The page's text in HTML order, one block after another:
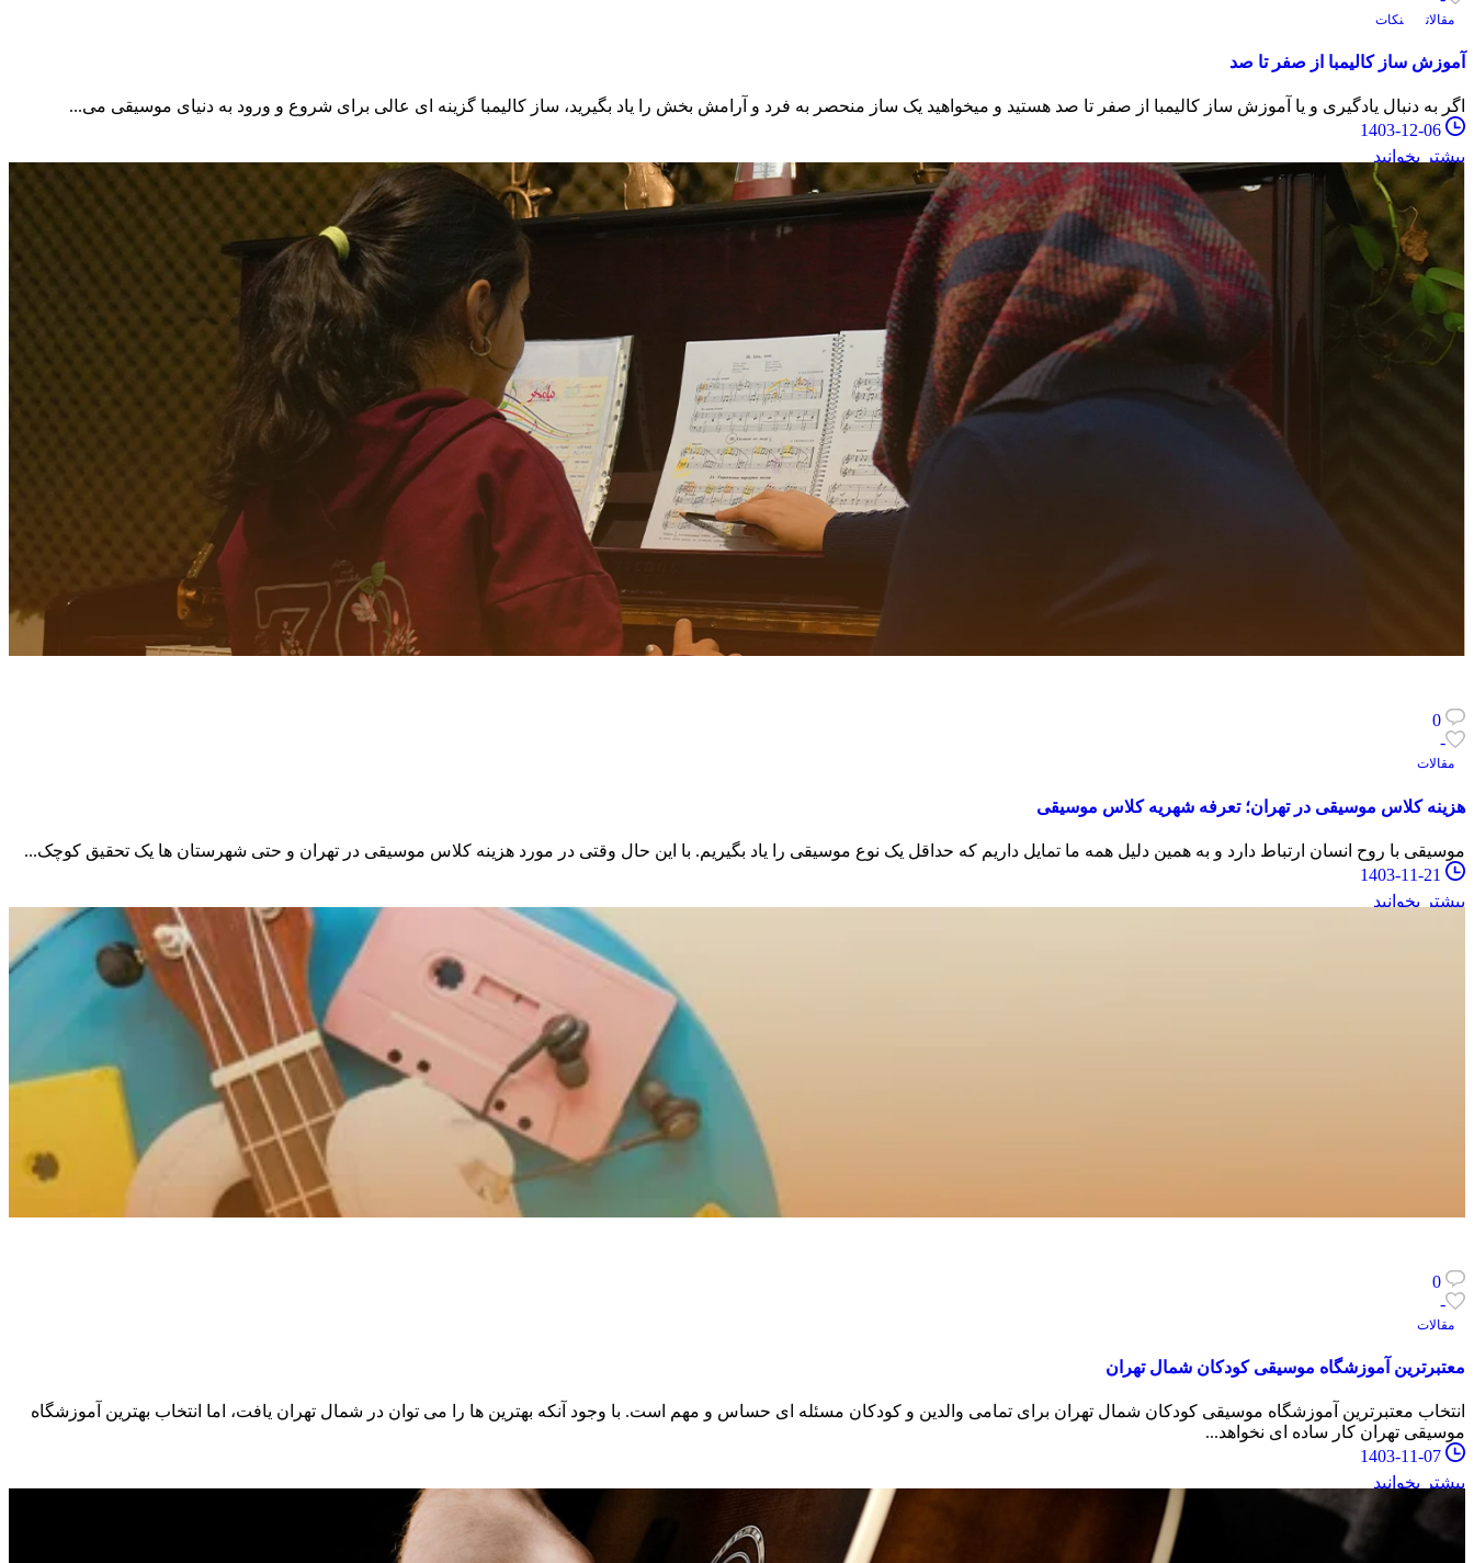
مقالات نکات
آموزش ساز کالیمبا از صفر تا صد
اگر به دنبال یادگیری و یا آموزش ساز کالیمبا از صفر تا صد هستید و میخواهید یک ساز منحصر به فرد و آرامش بخش را یاد بگیرید، ساز کالیمبا گزینه ای عالی برای شروع و ورود به دنیای موسیقی می...
1403-12-06
بیشتر بخوانید
0
-
مقالات
هزینه کلاس موسیقی در تهران؛ تعرفه شهریه کلاس موسیقی
موسیقی با روح انسان ارتباط دارد و به همین دلیل همه ما تمایل داریم که حداقل یک نوع موسیقی را یاد بگیریم. با این حال وقتی در مورد هزینه کلاس موسیقی در تهران و حتی شهرستان ها یک تحقیق کوچک...
1403-11-21
بیشتر بخوانید
0
-
مقالات
معتبرترین آموزشگاه موسیقی کودکان شمال تهران
انتخاب معتبرترین آموزشگاه موسیقی کودکان شمال تهران برای تمامی والدین و کودکان مسئله ای حساس و مهم است. با وجود آنکه بهترین ها را می توان در شمال تهران یافت، اما انتخاب بهترین آموزشگاه
موسیقی تهران کار ساده ای نخواهد...
1403-11-07
بیشتر بخوانید